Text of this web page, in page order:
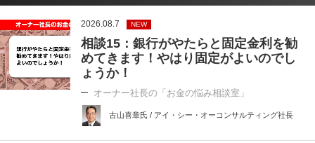
2026.08.7 NEW
相談15：銀行がやたらと固定金利を勧
めてきます！やはり固定がよいのでし
ょうか！
オーナー社長の「お金の悩み相談室」
古山喜章氏 / アイ・シー・オーコンサルティング社長